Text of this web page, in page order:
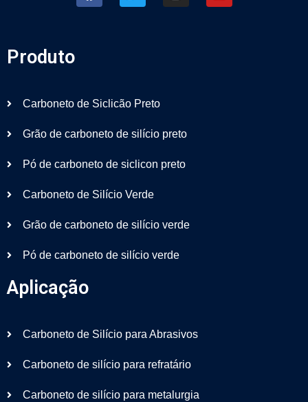
Produto
Carboneto de Siclicão Preto
Grão de carboneto de silício preto
Pó de carboneto de siclicon preto
Carboneto de Silício Verde
Grão de carboneto de silício verde
Pó de carboneto de silício verde
Aplicação
Carboneto de Silício para Abrasivos
Carboneto de silício para refratário
Carboneto de silício para metalurgia